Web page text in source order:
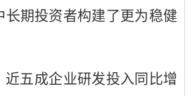
长期投资者构建了更为稳健
近五成企业研发投入同比增